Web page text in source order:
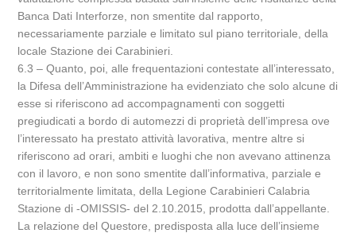
Banca Dati Interforze, non smentite dal rapporto,
necessariamente parziale e limitato sul piano territoriale, della
locale Stazione dei Carabinieri.
6.3 – Quanto, poi, alle frequentazioni contestate all’interessato,
la Difesa dell’Amministrazione ha evidenziato che solo alcune di
esse si riferiscono ad accompagnamenti con soggetti
pregiudicati a bordo di automezzi di proprietà dell’impresa ove
l’interessato ha prestato attività lavorativa, mentre altre si
riferiscono ad orari, ambiti e luoghi che non avevano attinenza
con il lavoro, e non sono smentite dall’informativa, parziale e
territorialmente limitata, della Legione Carabinieri Calabria
Stazione di -OMISSIS- del 2.10.2015, prodotta dall’appellante.
La relazione del Questore, predisposta alla luce dell’insieme